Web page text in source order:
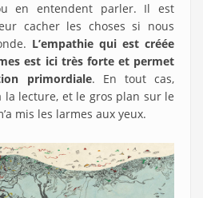
en entendent parler. Il est
cacher les choses si nous
L’empathie qui est créée
est ici très forte et permet
primordiale. En tout cas,
la lecture, et le gros plan sur le
mis les larmes aux yeux.